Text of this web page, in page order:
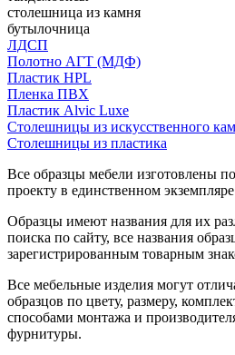
столешница из камня
бутылочница
ЛДСП
Полотно АГТ (МДФ)
Пластик HPL
Пленка ПВХ
Пластик Alvic Luxe
Столешницы из искусственного
Столешницы из пластика
Все образцы мебели изготовлены
проекту в единственном
Образцы имеют названия для их
поиска по сайту, все названия
зарегистрированным товарным
Все мебельные изделия могут
образцов по цвету, размеру,
способами монтажа и
фурнитуры.